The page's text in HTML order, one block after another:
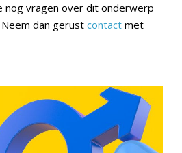
nog vragen over dit onderwerp
dan gerustcontact met